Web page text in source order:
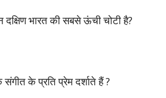
भारत की सबसे ऊंची चोटी है?
के प्रति प्रेम दर्शाते हैं ?